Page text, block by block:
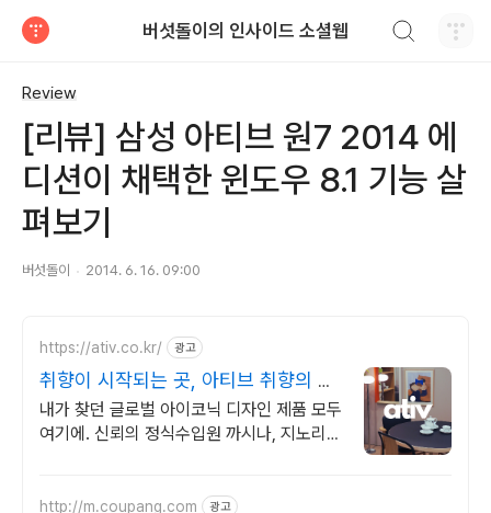
버섯돌이의 인사이드 소셜웹
Review
[리뷰] 삼성 아티브 원7 2014 에
디션이 채택한 윈도우 8.1 기능 살
펴보기
버섯돌이 2014. 6. 16. 09:00
https://ativ.co.kr/ 광고
취향이 시작되는 곳, 아티브 취향의 시
작되는 곳 아티브
내가 찾던 글로벌 아이코닉 디자인 제품 모두
여기에. 신뢰의 정식수입원 까시나, 지노리,
http://m.coupang.com 광고